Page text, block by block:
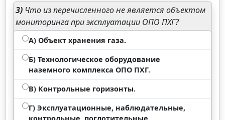
3) Что из перечисленного не является объектом
мониторинга при эксплуатации ОПО ПХГ?
А) Объект хранения газа.
Б) Технологическое оборудование
наземного комплекса ОПО ПХГ.
В) Контрольные горизонты.
Г) Эксплуатационные, наблюдательные,